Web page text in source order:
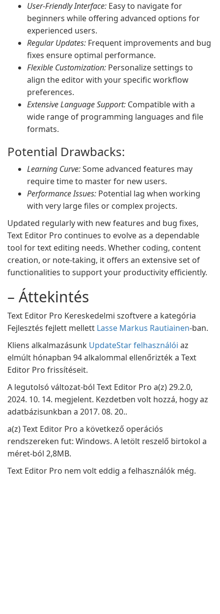
User-Friendly Interface: Easy to navigate for
beginners while offering advanced options for
experienced users.
Regular Updates: Frequent improvements and bug
fixes ensure optimal performance.
Flexible Customization: Personalize settings to
align the editor with your specific workflow
preferences.
Extensive Language Support: Compatible with a
wide range of programming languages and file
formats.
Potential Drawbacks:
Learning Curve:Some advanced features may
require time to master for new users.
Performance Issues: Potential lag when working
with very large files or complex projects.
Updated regularly with new features and bug fixes,
Text Editor Pro continues to evolve as a dependable
tool for text editing needs. Whether coding, content
creation, or note-taking, it offers an extensive set of
functionalities to support your productivity efficiently.
– Áttekintés
Text Editor Pro Kereskedelmi szoftvere a kategória
Fejlesztés fejlett mellett Lasse Markus Rautiainen-ban.
Kliens alkalmazásunk UpdateStar felhasználói az
elmúlt hónapban 94 alkalommal ellenőrizték a Text
Editor Pro frissítéseit.
A legutolsó változat-ból Text Editor Pro a(z) 29.2.0,
2024. 10. 14. megjelent. Kezdetben volt hozzá, hogy az
adatbázisunkban a 2017. 08. 20..
a(z) Text Editor Pro a következő operációs
rendszereken fut: Windows. A letölt reszelő birtokol a
méret-ból 2,8MB.
Text Editor Pro nem volt eddig a felhasználók még.